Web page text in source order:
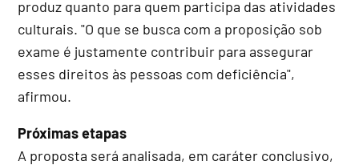
produz quanto para quem participa das atividades
culturais. "O que se busca com a proposição sob
exame é justamente contribuir para assegurar
esses direitos às pessoas com deficiência",
afirmou.
Próximas etapas
A proposta será analisada, em caráter conclusivo,